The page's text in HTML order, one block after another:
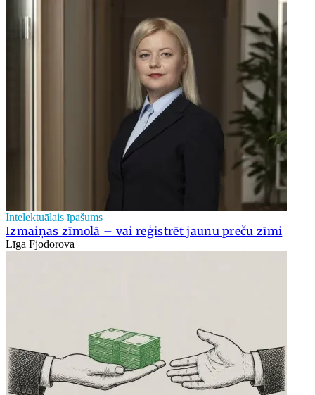
Intelektuālais īpašums
Izmaiņas zīmolā – vai reģistrēt jaunu preču zīmi
Līga Fjodorova